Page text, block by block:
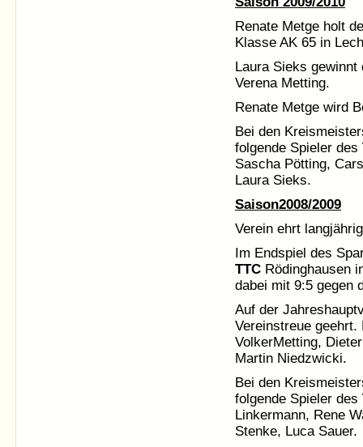
Renate Metge holt
Klasse AK 65 in
Laura Sieks
Verena Metting.
Renate Metge wird
Bei den
folgende Spieler des
Sascha Pötting,
Laura Sieks.
Saison2008/2009
Verein ehrt
Im Endspiel des
TTC Rödinghausen
dabei mit 9:5 gegen
Auf der
Vereinstreue
VolkerMetting,
Martin Niedzwicki.
Bei den
folgende Spieler des
Linkermann, Rene
Stenke, Luca Sauer.